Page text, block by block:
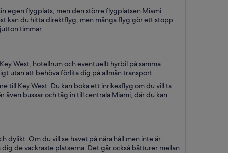
egen flygplats, men den större flygplatsen Miami
kan du hitta direktflyg, men många flyg gör ett stopp
timmar.
West, hotellrum och eventuellt hyrbil på samma
utan att behöva förlita dig på allmän transport.
till Key West. Du kan boka ett inrikesflyg om du vill ta
bussar och tåg in till centrala Miami, där du kan
dylikt. Om du vill se havet på nära håll men inte är
de vackraste platserna. Det går också båtturer mellan